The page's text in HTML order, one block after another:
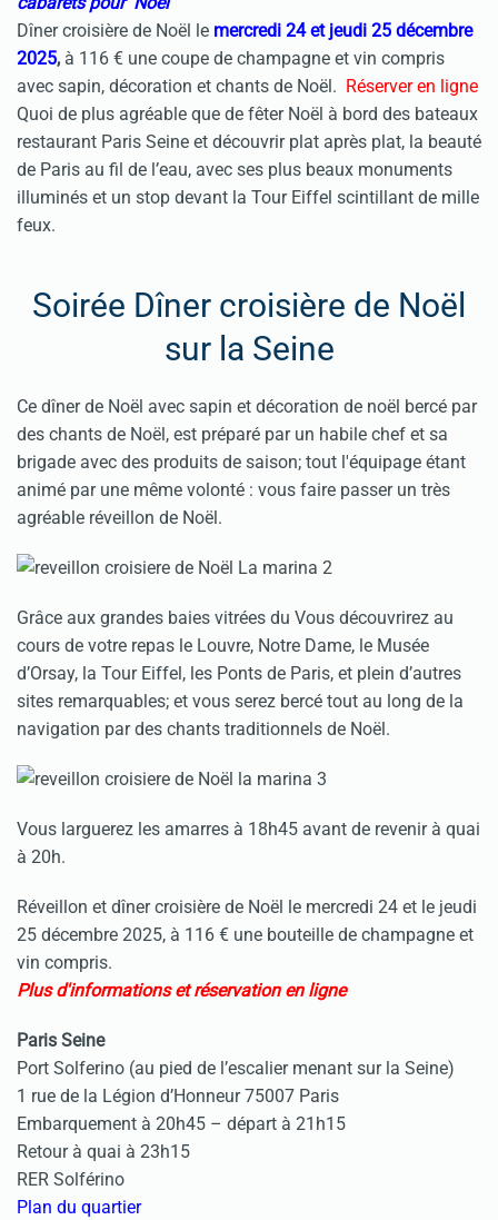
Dîner croisière de Noël le mercredi 24 et jeudi 25 décembre
2025, à 116 € une coupe de champagne et vin compris
avec sapin, décoration et chants de Noël. Réserver en ligne
Quoi de plus agréable que de fêter Noël à bord des bateaux
restaurant Paris Seine et découvrir plat après plat, la beauté
de Paris au fil de l’eau, avec ses plus beaux monuments
illuminés et un stop devant la Tour Eiffel scintillant de mille
feux.
Soirée Dîner croisière de Noël
sur la Seine
Ce dîner de Noël avec sapin et décoration de noël bercé par
des chants de Noël, est préparé par un habile chef et sa
brigade avec des produits de saison; tout l'équipage étant
animé par une même volonté : vous faire passer un très
agréable réveillon de Noël.
Grâce aux grandes baies vitrées du Vous découvrirez au
cours de votre repas le Louvre, Notre Dame, le Musée
d’Orsay, la Tour Eiffel, les Ponts de Paris, et plein d’autres
sites remarquables; et vous serez bercé tout au long de la
navigation par des chants traditionnels de Noël.
Vous larguerez les amarres à 18h45 avant de revenir à quai
à 20h.
Réveillon et dîner croisière de Noël le mercredi 24 et le jeudi
25 décembre 2025, à 116 € une bouteille de champagne et
vin compris.
Plus d'informations et réservation en ligne
Paris Seine
Port Solferino (au pied de l’escalier menant sur la Seine)
1 rue de la Légion d’Honneur 75007 Paris
Embarquement à 20h45 – départ à 21h15
Retour à quai à 23h15
RER Solférino
Plan du quartier